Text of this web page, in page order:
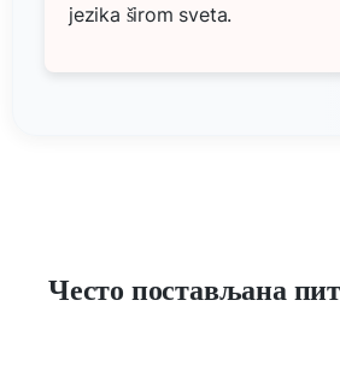
jezika širom sveta.
Често постављана